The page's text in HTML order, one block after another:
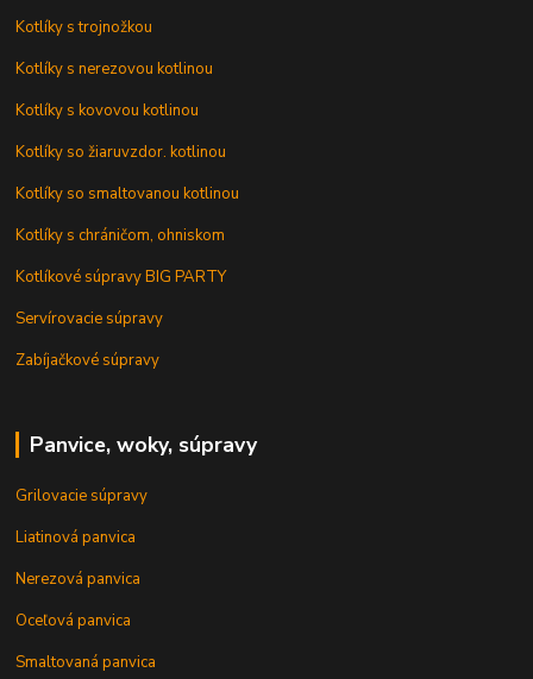
Kotlíky s trojnožkou
Kotlíky s nerezovou kotlinou
Kotlíky s kovovou kotlinou
Kotlíky so žiaruvzdor. kotlinou
Kotlíky so smaltovanou kotlinou
Kotlíky s chráničom, ohniskom
Kotlíkové súpravy BIG PARTY
Servírovacie súpravy
Zabíjačkové súpravy
Panvice, woky, súpravy
Grilovacie súpravy
Liatinová panvica
Nerezová panvica
Oceľová panvica
Smaltovaná panvica